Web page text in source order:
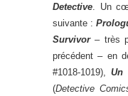
Detective. Un
suivante :
Survivor– très
précédent – en
#1018-1019),Un
(Detective